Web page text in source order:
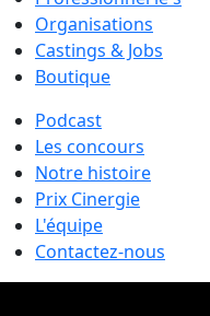
Organisations
Castings & Jobs
Boutique
Podcast
Les concours
Notre histoire
Prix Cinergie
L'équipe
Contactez-nous